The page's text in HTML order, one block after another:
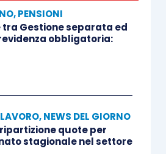
,PENSIONI
tra Gestione separata ed
obbligatoria:
,NEWS DEL GIORNO
quote per
stagionale nel settore